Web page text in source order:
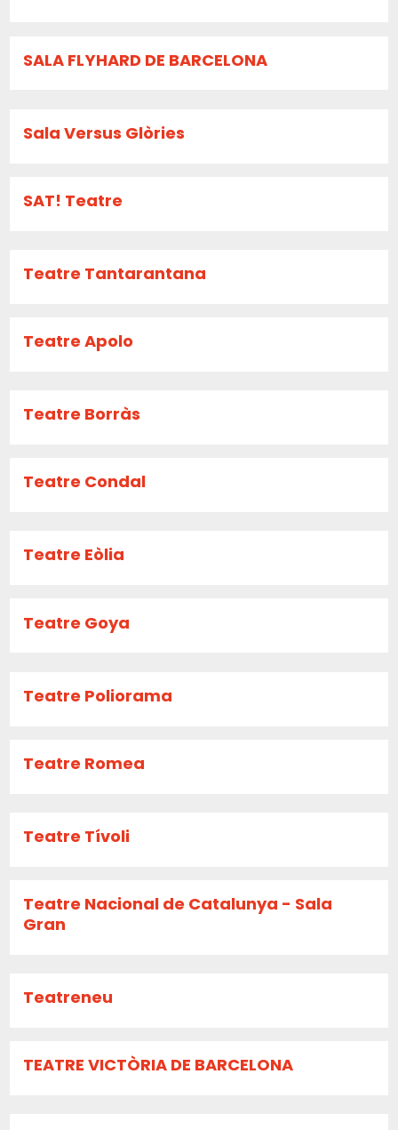
SALA FLYHARD DE BARCELONA
Sala Versus Glòries
SAT! Teatre
Teatre Tantarantana
Teatre Apolo
Teatre Borràs
Teatre Condal
Teatre Eòlia
Teatre Goya
Teatre Poliorama
Teatre Romea
Teatre Tívoli
Teatre Nacional de Catalunya - Sala
Gran
Teatreneu
TEATRE VICTÒRIA DE BARCELONA